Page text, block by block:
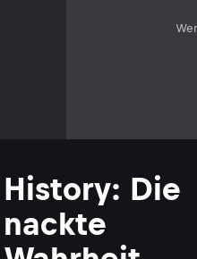
History: Die
nackte